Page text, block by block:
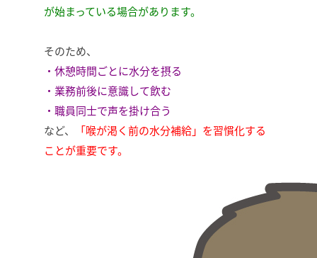
が始まっている場合があります。
そのため、
・休憩時間ごとに水分を摂る
・業務前後に意識して飲む
・職員同士で声を掛け合う
など、
「喉が渇く前の水分補給」を習慣化する
ことが重要です。